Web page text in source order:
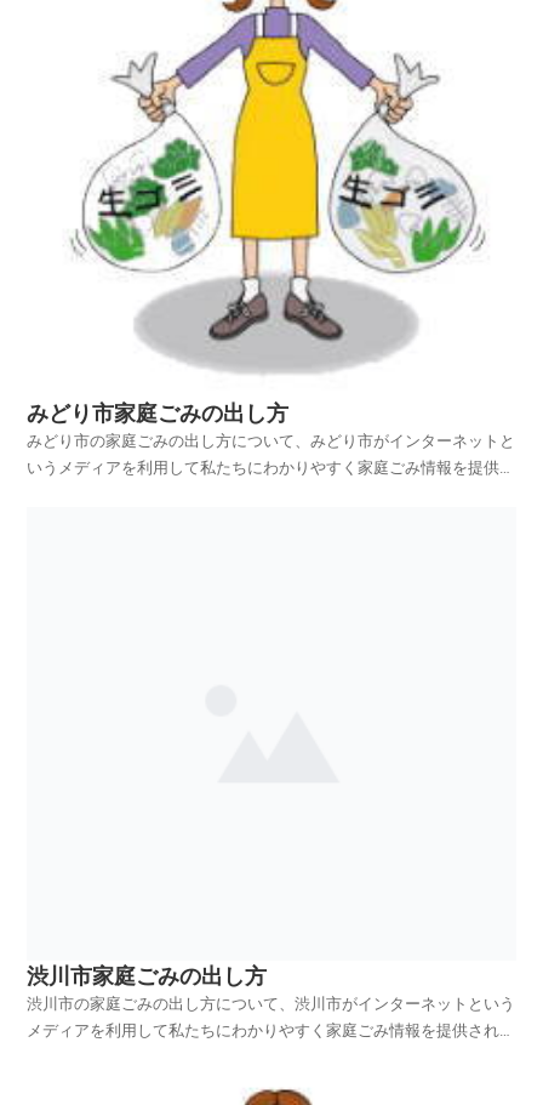
みどり市家庭ごみの出し方
みどり市の家庭ごみの出し方について、みどり市がインターネットと
いうメディアを利用して私たちにわかりやすく家庭ごみ情報を提供さ
渋川市家庭ごみの出し方
渋川市の家庭ごみの出し方について、渋川市がインターネットという
メディアを利用して私たちにわかりやすく家庭ごみ情報を提供されて